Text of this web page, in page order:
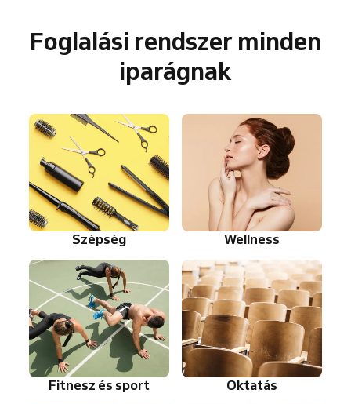
Foglalási rendszer minden
iparágnak
Szépség Wellness
Fitnesz és sport Oktatás